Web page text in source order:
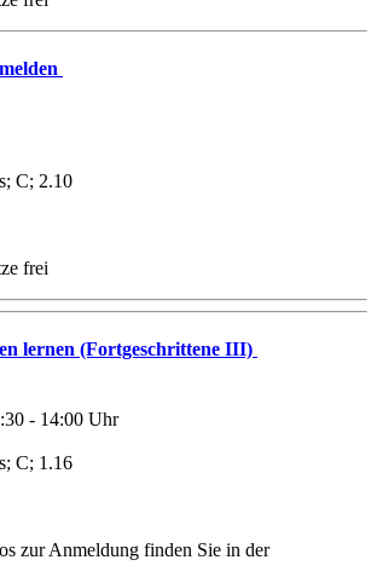
C; 2.10
frei
lernen (Fortgeschrittene III)
- 14:00 Uhr
C; 1.16
zur Anmeldung finden Sie in der